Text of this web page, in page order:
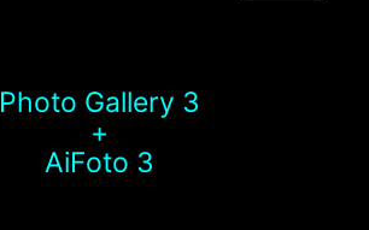
Photo Gallery 3
+
AiFoto 3